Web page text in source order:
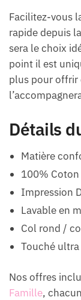
Facilitez-vous
rapide depuis
sera le choix
point il est
plus pour offrir
Détails
Matière
100%
Impression
Lavable en
Col rond /
Touché
Nos offres
Famille,